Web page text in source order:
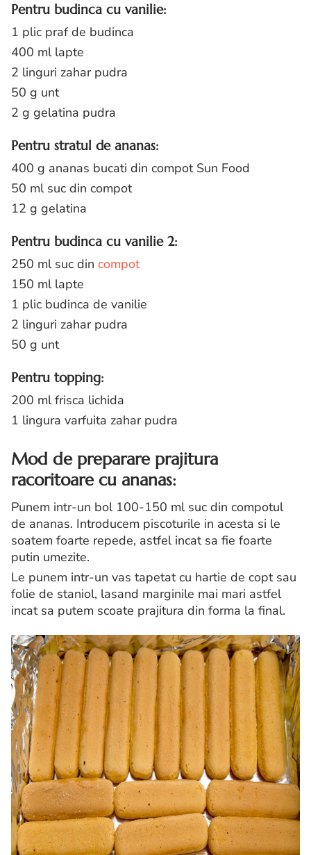
Pentru budinca cu vanilie:
1 plic praf de budinca
400 ml lapte
2 linguri zahar pudra
50 g unt
2 g gelatina pudra
Pentru stratul de ananas:
400 g ananas bucati din compot Sun Food
50 ml suc din compot
12 g gelatina
Pentru budinca cu vanilie 2:
250 ml suc din compot
150 ml lapte
1 plic budinca de vanilie
2 linguri zahar pudra
50 g unt
Pentru topping:
200 ml frisca lichida
1 lingura varfuita zahar pudra
Mod de preparare prajitura
racoritoare cu ananas:
Punem intr-un bol 100-150 ml suc din compotul
de ananas. Introducem piscoturile in acesta si le
soatem foarte repede, astfel incat sa fie foarte
putin umezite.
Le punem intr-un vas tapetat cu hartie de copt sau
folie de staniol, lasand marginile mai mari astfel
incat sa putem scoate prajitura din forma la final.